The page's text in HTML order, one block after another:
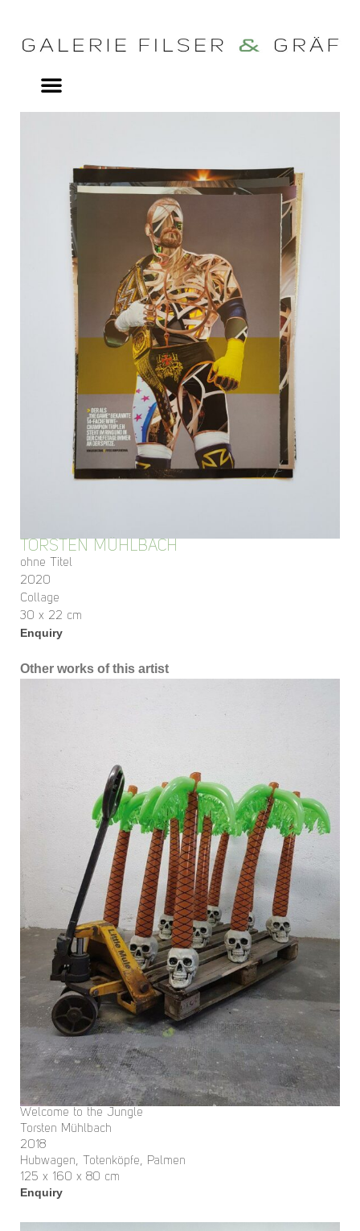
TORSTEN MÜHLBACH
ohne Titel
2020
Collage
30 x 22 cm
Enquiry
Other works of this artist
Welcome to the Jungle
Torsten Mühlbach
2018
Hubwagen, Totenköpfe, Palmen
125 x 160 x 80 cm
Enquiry